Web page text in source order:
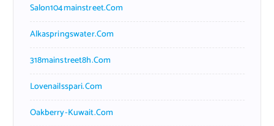
Salon104mainstreet.com
Alkaspringswater.com
318mainstreet8h.com
Lovenailsspari.com
Oakberry-Kuwait.com